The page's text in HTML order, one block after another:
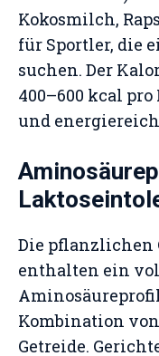
Kokosmilch,
für Sportler, die
suchen. Der
400–600 kcal
und
Die pflanzlichen
enthalten ein
Kombination
Getreide.